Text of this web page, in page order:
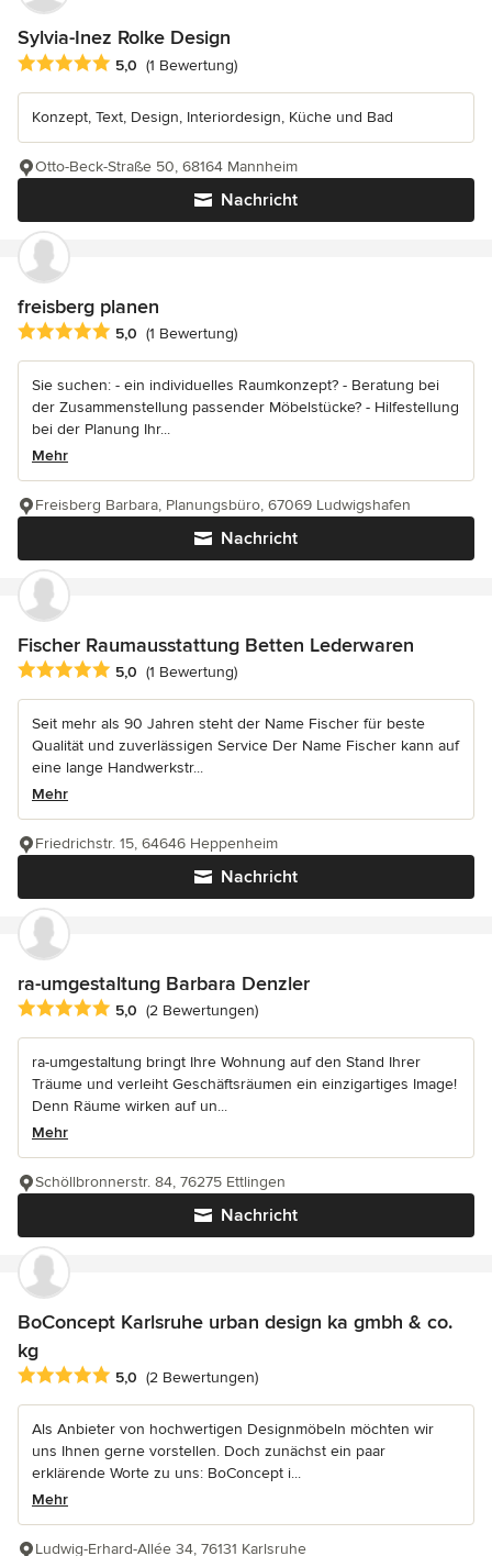
Sylvia-Inez Rolke Design
Durchschnittliche Bewertung: 5 von 5 Sternen
5,0 (1 Bewertung)
Konzept, Text, Design, Interiordesign, Küche und Bad
Nachricht
Otto-Beck-Straße 50, 68164 Mannheim
freisberg planen
Durchschnittliche Bewertung: 5 von 5 Sternen
5,0 (1 Bewertung)
Sie suchen: - ein individuelles Raumkonzept? - Beratung bei
der Zusammenstellung passender Möbelstücke? - Hilfestellung
bei der Planung Ihr...
Mehr
Nachricht
Freisberg Barbara, Planungsbüro, 67069 Ludwigshafen
Fischer Raumausstattung Betten Lederwaren
Durchschnittliche Bewertung: 5 von 5 Sternen
5,0 (1 Bewertung)
Seit mehr als 90 Jahren steht der Name Fischer für beste
Qualität und zuverlässigen Service Der Name Fischer kann auf
eine lange Handwerkstr...
Mehr
Nachricht
Friedrichstr. 15, 64646 Heppenheim
ra-umgestaltung Barbara Denzler
Durchschnittliche Bewertung: 5 von 5 Sternen
5,0 (2 Bewertungen)
ra-umgestaltung bringt Ihre Wohnung auf den Stand Ihrer
Träume und verleiht Geschäftsräumen ein einzigartiges Image!
Denn Räume wirken auf un...
Mehr
Nachricht
Schöllbronnerstr. 84, 76275 Ettlingen
BoConcept Karlsruhe urban design ka gmbh & co.
kg
Durchschnittliche Bewertung: 5 von 5 Sternen
5,0 (2 Bewertungen)
Als Anbieter von hochwertigen Designmöbeln möchten wir
uns Ihnen gerne vorstellen. Doch zunächst ein paar
erklärende Worte zu uns: BoConcept i...
Mehr
Ludwig-Erhard-Allée 34, 76131 Karlsruhe